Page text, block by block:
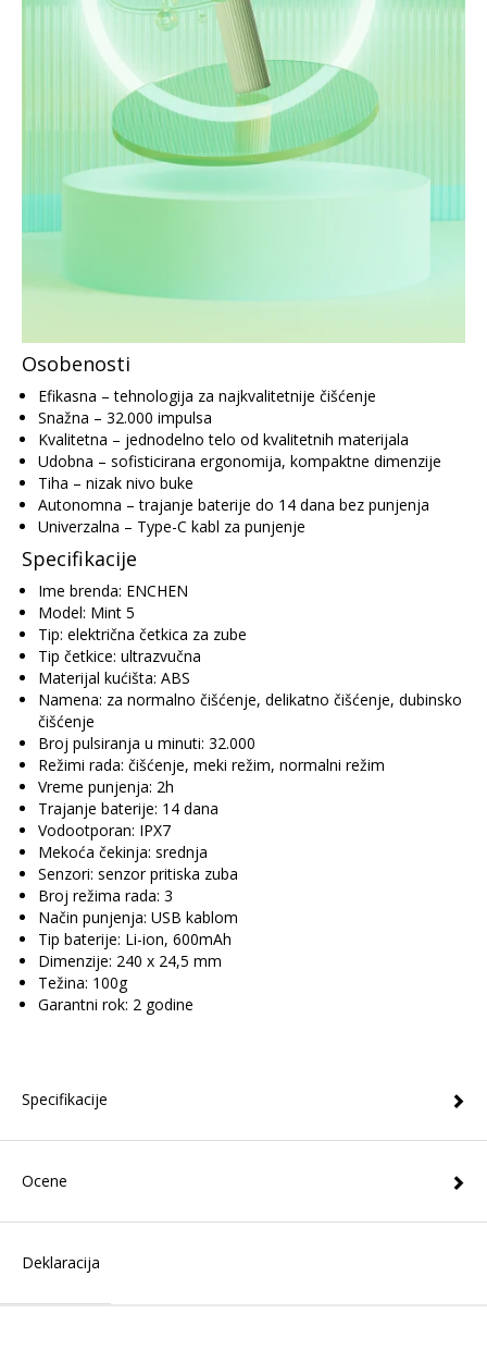
Osobenosti
Efikasna – tehnologija za najkvalitetnije čišćenje
Snažna – 32.000 impulsa
Kvalitetna – jednodelno telo od kvalitetnih materijala
Udobna – sofisticirana ergonomija, kompaktne dimenzije
Tiha – nizak nivo buke
Autonomna – trajanje baterije do 14 dana bez punjenja
Univerzalna – Type-C kabl za punjenje
Specifikacije
Ime brenda: ENCHEN
Model: Mint 5
Tip: električna četkica za zube
Tip četkice: ultrazvučna
Materijal kućišta: ABS
Namena: za normalno čišćenje, delikatno čišćenje, dubinsko
čišćenje
Broj pulsiranja u minuti: 32.000
Režimi rada: čišćenje, meki režim, normalni režim
Vreme punjenja: 2h
Trajanje baterije: 14 dana
Vodootporan: IPX7
Mekoća čekinja: srednja
Senzori: senzor pritiska zuba
Broj režima rada: 3
Način punjenja: USB kablom
Tip baterije: Li-ion, 600mAh
Dimenzije: 240 x 24,5 mm
Težina: 100g
Garantni rok: 2 godine
Specifikacije
Ocene
Deklaracija